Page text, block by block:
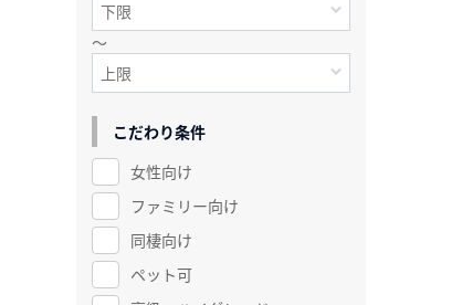
～
こだわり条件
女性向け
ファミリー向け
同棲向け
ペット可